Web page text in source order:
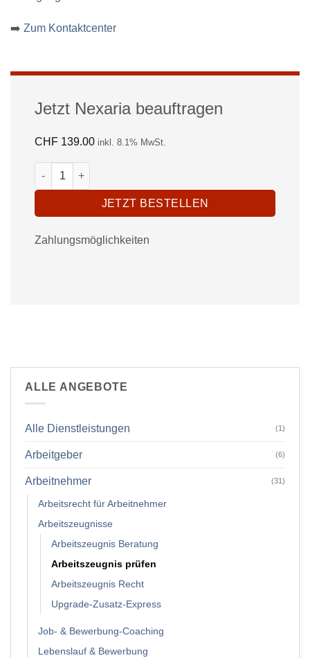
➡️ Zum Kontaktcenter
Jetzt Nexaria beauftragen
CHF 139.00 inkl. 8.1% MwSt.
Prüfung Arbeitszeugnis "Classic" Menge
JETZT BESTELLEN
Zahlungsmöglichkeiten
ALLE ANGEBOTE
Alle Dienstleistungen (1)
Arbeitgeber (6)
Arbeitnehmer (31)
Arbeitsrecht für Arbeitnehmer
Arbeitszeugnisse
Arbeitszeugnis Beratung
Arbeitszeugnis prüfen
Arbeitszeugnis Recht
Upgrade-Zusatz-Express
Job- & Bewerbung-Coaching
Lebenslauf & Bewerbung